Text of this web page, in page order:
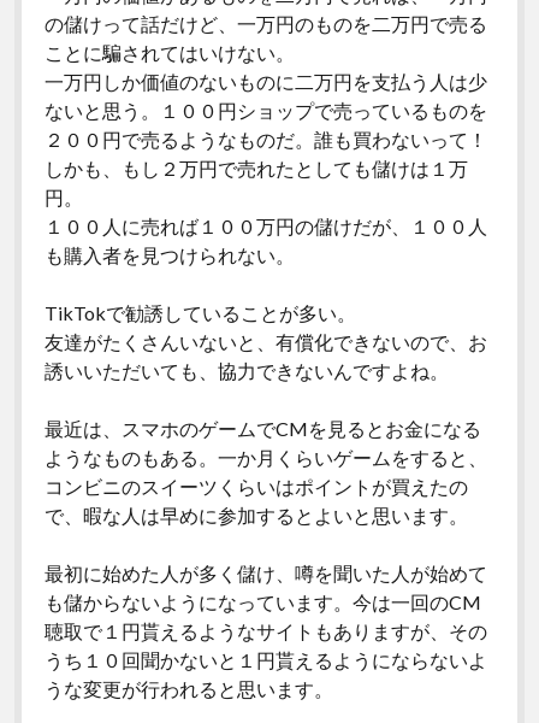
の儲けって話だけど、一万円のものを二万円で売る
ことに騙されてはいけない。
一万円しか価値のないものに二万円を支払う人は少
ないと思う。１００円ショップで売っているものを
２００円で売るようなものだ。誰も買わないって！
しかも、もし２万円で売れたとしても儲けは１万
円。
１００人に売れば１００万円の儲けだが、１００人
も購入者を見つけられない。
TikTokで勧誘していることが多い。
友達がたくさんいないと、有償化できないので、お
誘いいただいても、協力できないんですよね。
最近は、スマホのゲームでCMを見るとお金になる
ようなものもある。一か月くらいゲームをすると、
コンビニのスイーツくらいはポイントが買えたの
で、暇な人は早めに参加するとよいと思います。
最初に始めた人が多く儲け、噂を聞いた人が始めて
も儲からないようになっています。今は一回のCM
聴取で１円貰えるようなサイトもありますが、その
うち１０回聞かないと１円貰えるようにならないよ
うな変更が行われると思います。